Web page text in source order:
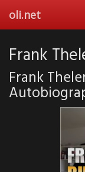
main
oli.net
Frank
Frank